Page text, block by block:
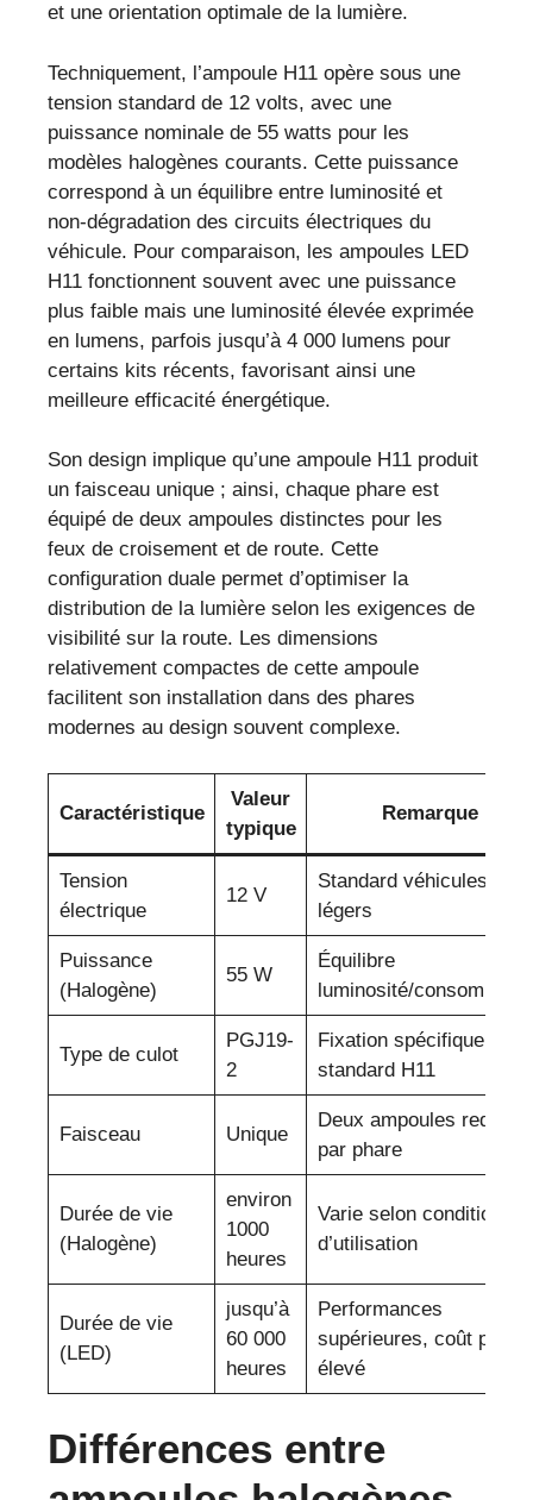
et une orientation optimale de la lumière.
Techniquement, l’ampoule H11 opère sous une
tension standard de 12 volts, avec une
puissance nominale de 55 watts pour les
modèles halogènes courants. Cette puissance
correspond à un équilibre entre luminosité et
non-dégradation des circuits électriques du
véhicule. Pour comparaison, les ampoules LED
H11 fonctionnent souvent avec une puissance
plus faible mais une luminosité élevée exprimée
en lumens, parfois jusqu’à 4 000 lumens pour
certains kits récents, favorisant ainsi une
meilleure efficacité énergétique.
Son design implique qu’une ampoule H11 produit
un faisceau unique ; ainsi, chaque phare est
équipé de deux ampoules distinctes pour les
feux de croisement et de route. Cette
configuration duale permet d’optimiser la
distribution de la lumière selon les exigences de
visibilité sur la route. Les dimensions
relativement compactes de cette ampoule
facilitent son installation dans des phares
modernes au design souvent complexe.
Caractéristique
Valeur
typique
Remarque
Tension
électrique
12 V
Standard véhicules
légers
Puissance
(Halogène)
55 W
Équilibre
luminosité/
Type de culot
PGJ19-
2
Fixation spécifique au
standard H11
Faisceau Unique
Deux ampoules
par phare
Durée de vie
(Halogène)
environ
1000
heures
Varie selon conditions
d’utilisation
Durée de vie
(LED)
jusqu’à
60 000
heures
Performances
supérieures, coût plus
élevé
Différences entre